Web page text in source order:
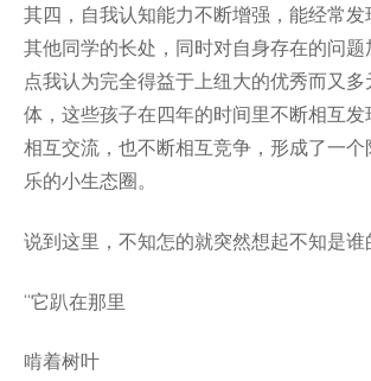
其四，自我认知能力不断增强，能经常发
其他同学的长处，同时对自身存在的问
点我认为完全得益于上纽大的优秀而又
体，这些孩子在四年的时间里不断相互发
相互交流，也不断相互竞争，形成了一
乐的小生态圈。
说到这里，不知怎的就突然想起不知是谁
“它趴在那里
啃着树叶